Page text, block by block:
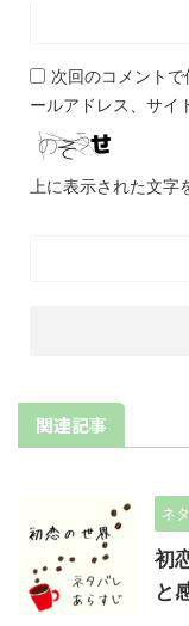
次回のコメント
ールアドレス、サイ
上に表示された文字
関連記事
ネ
初
と